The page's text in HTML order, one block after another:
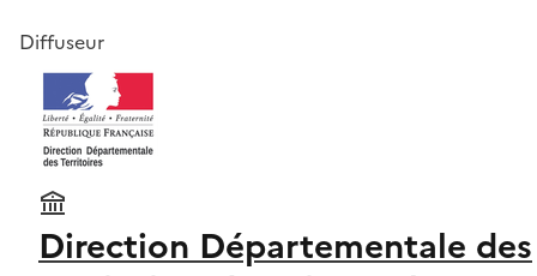
Diffuseur
Direction Départementale des